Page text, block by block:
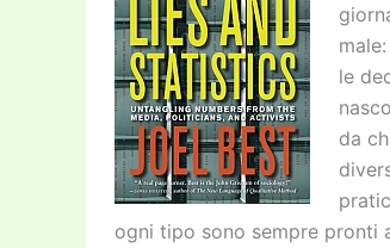
le
da
ogni tipo sono sempre pronti